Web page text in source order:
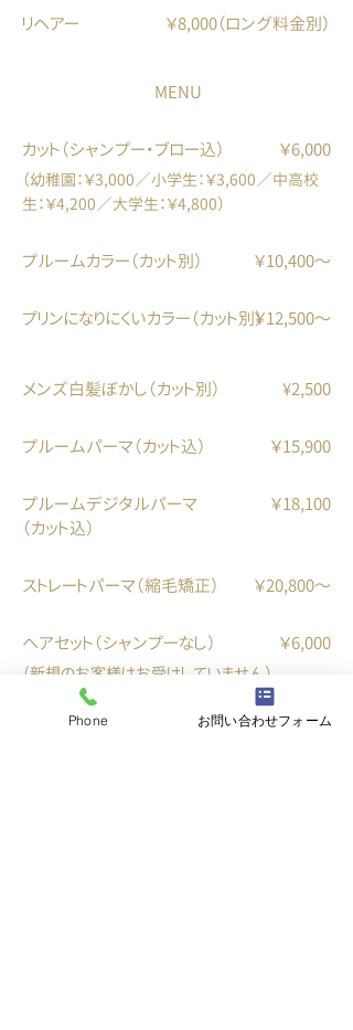
リヘアー ￥8,000（ロング料金別）
MENU
カット（シャンプー・ブロー込） ￥6,000
（幼稚園：￥3,000／小学生：￥3,600／中高校
生：￥4,200／大学生：￥4,800）
プルームカラー（カット別） ￥10,400〜
プリンになりにくいカラー（カット別）￥12,500〜
¥2,500​
​メンズ白髪ぼかし（カット別）
プルームパーマ（カット込） ￥15,900
プルームデジタルパーマ
（カット込）
￥18,100
ストレートパーマ（縮毛矯正） ￥20,800〜
ヘアセット（シャンプーなし） ￥6,000
（新規のお客様はお受けしていません）
Phone お問い合わせフォーム